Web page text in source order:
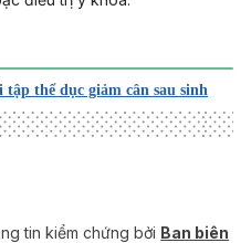
thể dục giảm cân sau sinh
tin kiểm chứng bởi Ban biên